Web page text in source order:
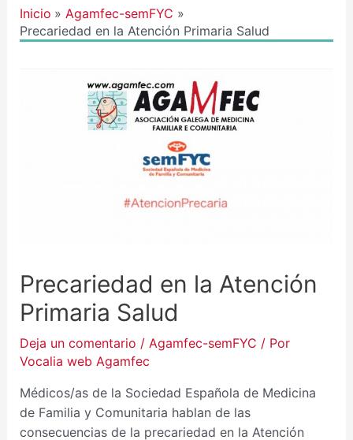
Inicio
Agamfec-semFYC
Precariedad en la Atención Primaria Salud
Precariedad en la Atención
Primaria Salud
Deja un comentario / Agamfec-semFYC / Por
Vocalia web Agamfec
Médicos/as de la Sociedad Española de Medicina
de Familia y Comunitaria hablan de las
consecuencias de la precariedad en la Atención